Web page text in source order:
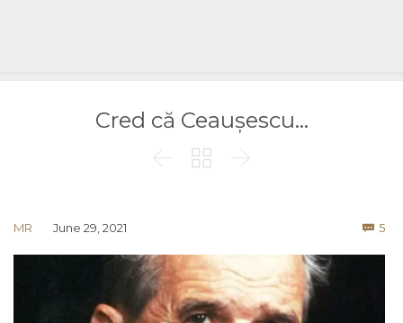
Cred că Ceaușescu…
  
MR June 29, 2021  5